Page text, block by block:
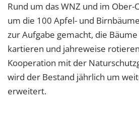
Rund um das WNZ und im Ober-
um die 100 Apfel- und
zur Aufgabe gemacht, die
kartieren und jahreweise
Kooperation mit der
wird der Bestand jährlich um
erweitert.